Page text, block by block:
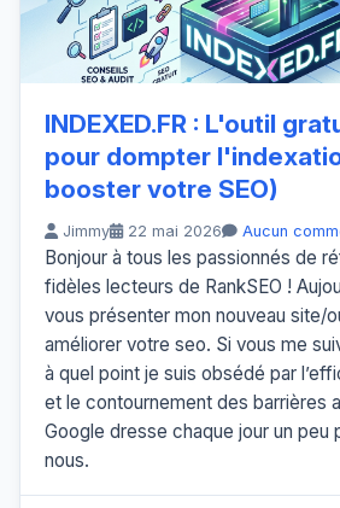
INDEXED.FR : L'outil
pour dompter
booster votre SEO)
Jimmy 22 mai 2026 Aucun
Bonjour à tous les passionnés de
fidèles lecteurs de RankSEO !
vous présenter mon nouveau site/
améliorer votre seo. Si vous me
à quel point je suis obsédé par
et le contournement des barrières
Google dresse chaque jour un peu
nous.